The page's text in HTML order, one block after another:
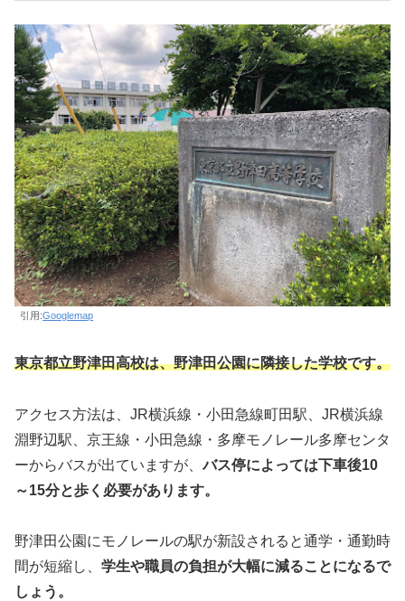
引用:Googlemap
東京都立野津田高校は、野津田公園に隣接した学校です。
アクセス方法は、JR横浜線・小田急線町田駅、JR横浜線
淵野辺駅、京王線・小田急線・多摩モノレール多摩センタ
ーからバスが出ていますが、バス停によっては下車後10
～15分と歩く必要があります。
野津田公園にモノレールの駅が新設されると通学・通勤時
間が短縮し、 学生や職員の負担が大幅に減ることになるで
しょう。